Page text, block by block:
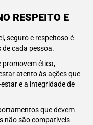
RESPEITO E
seguro e respeitoso é
cada pessoa.
promovem ética,
atento às ações que
e a integridade de
que devem
não são compatíveis